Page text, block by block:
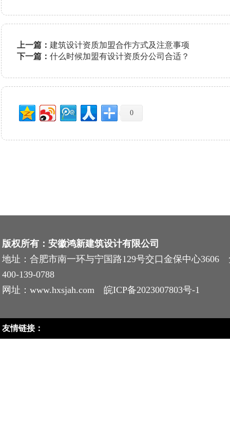
上一篇： 建筑设计资质加盟合作方式及注意事项
下一篇： 什么时候加盟有设计资质分公司合适？
0
版权所有：安徽鸿新建筑设计有限公司
地址：合肥市南一环与宁国路129号交口金保中心3606
400-139-0788
网址：www.hxsjah.com 皖ICP备2023007803号-1
友情链接：